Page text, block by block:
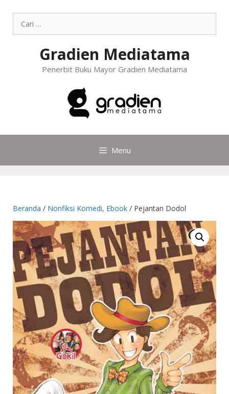
Gradien Mediatama
Penerbit Buku Mayor Gradien Mediatama
Menu
Beranda / Nonfiksi Komedi, Ebook / Pejantan Dodol